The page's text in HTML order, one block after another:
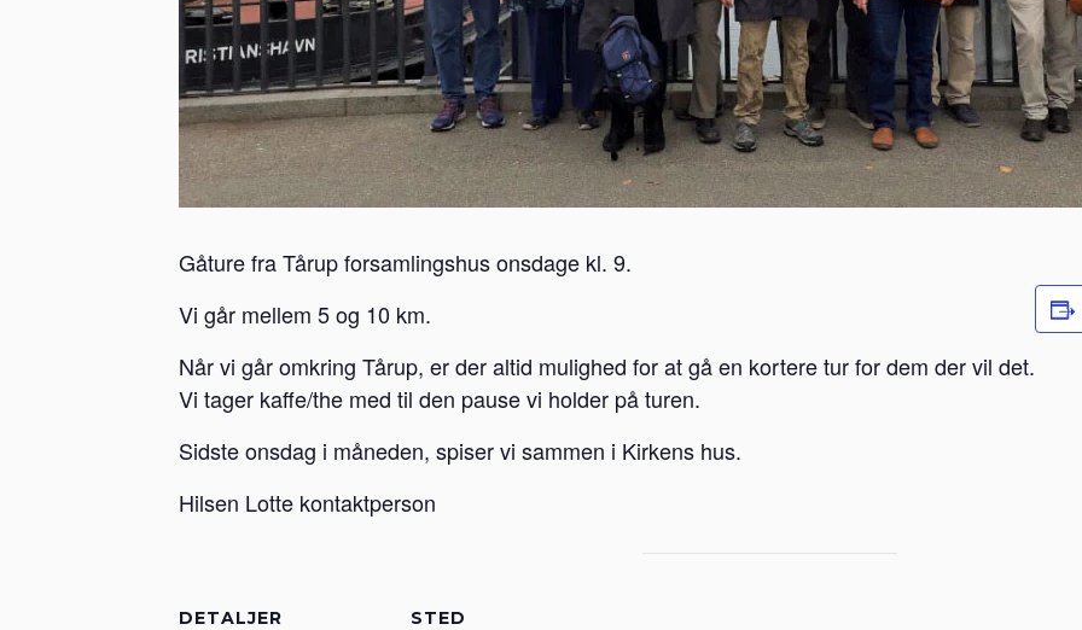
Gåture fra Tårup forsamlingshus onsdage kl. 9.
Vi går mellem 5 og 10 km.
Når vi går omkring Tårup, er der altid mulighed for at gå en kortere tur for dem der vil det.
Vi tager kaffe/the med til den pause vi holder på turen.
Sidste onsdag i måneden, spiser vi sammen i Kirkens hus.
Hilsen Lotte kontaktperson
DETALJER STED